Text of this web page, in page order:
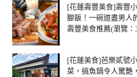
[花蓮壽豐美食]壽豐
腳飯！一碗道盡男人
壽豐美食推薦(瀏覽：
[花蓮美食]芭樂貳號
菜，搞魚鍋令人驚艷